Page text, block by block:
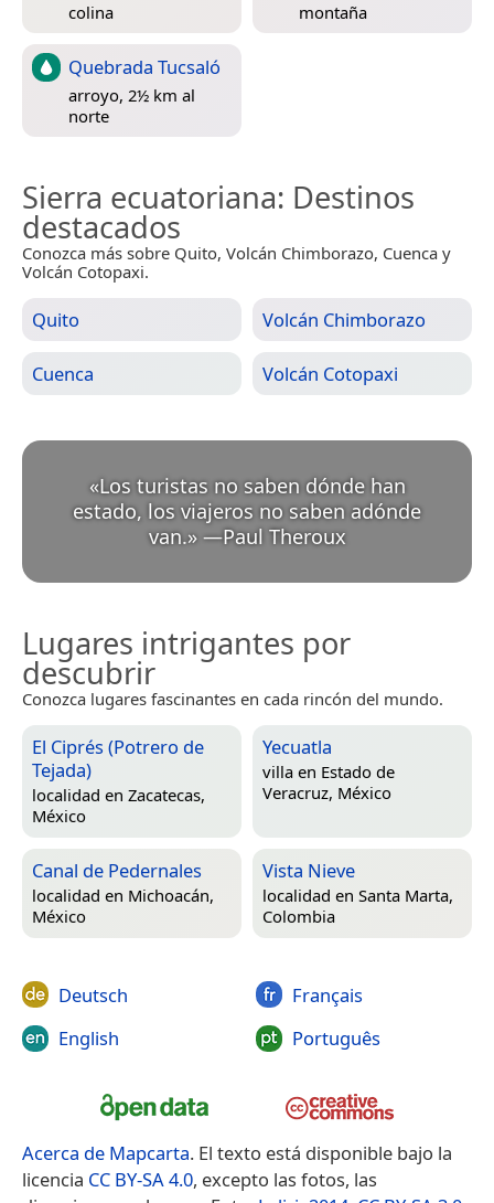
colina montaña
Quebrada Tucsaló
arroyo, 2½ km al
norte
Sierra ecuatoriana: Destinos
destacados
Conozca más sobre Quito, Volcán Chimborazo, Cuenca y
Volcán Cotopaxi.
Quito Volcán Chimborazo
Cuenca Volcán Cotopaxi
«Los turistas no saben dónde han
estado, los viajeros no saben adónde
van.» —Paul Theroux
Lugares intrigantes por
descubrir
Conozca lugares fascinantes en cada rincón del mundo.
El Ciprés (Potrero de
Tejada)
localidad en Zacatecas,
México
Yecuatla
villa en Estado de
Veracruz, México
Canal de Pedernales
localidad en Michoacán,
México
Vista Nieve
localidad en Santa Marta,
Colombia
Deutsch
English
Français
Português
Acerca de Mapcarta. El texto está disponible bajo la
licencia CC BY-SA 4.0, excepto las fotos, las